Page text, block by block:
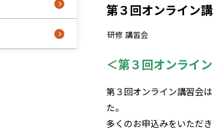
第３回オンライン
研修 講習会
＜第３回オンライ
第３回オンライン講習会
た。
多くのお申込みをいただ